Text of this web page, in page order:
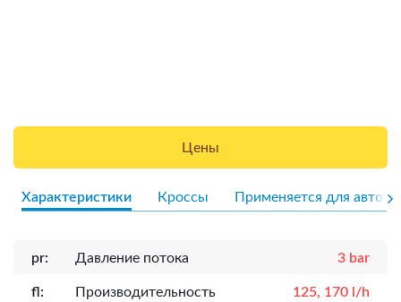
Цены
Характеристики Кроссы Применяется для авто
pr: Давление потока 3 bar
fl: Производительность 125, 170 l/h